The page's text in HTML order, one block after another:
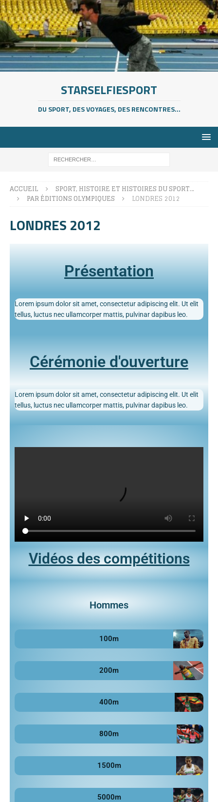
STARSELFIESPORT
DU SPORT, DES VOYAGES, DES RENCONTRES...
ACCUEIL
SPORT, HISTOIRE ET HISTOIRES DU SPORT…
PAR ÉDITIONS OLYMPIQUES
LONDRES 2012
LONDRES 2012
Présentation
Lorem ipsum dolor sit amet, consectetur adipiscing elit. Ut elit
tellus, luctus nec ullamcorper mattis, pulvinar dapibus leo.
Cérémonie d'ouverture
Lorem ipsum dolor sit amet, consectetur adipiscing elit. Ut elit
tellus, luctus nec ullamcorper mattis, pulvinar dapibus leo.
Vidéos des compétitions
Hommes
100m
200m
400m
800m
1500m
5000m